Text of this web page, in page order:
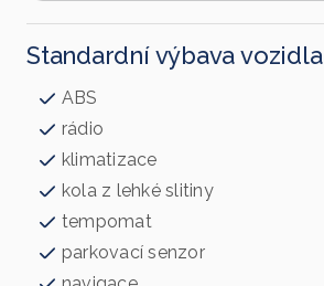
Standardní výbava vozidla
ABS
rádio
klimatizace
kola z lehké slitiny
tempomat
parkovací senzor